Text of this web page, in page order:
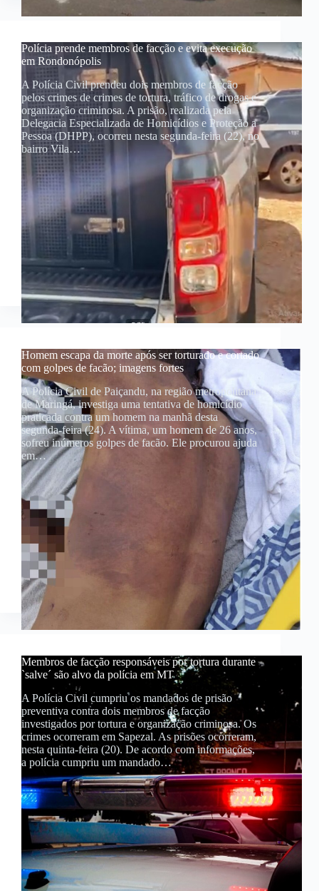
Polícia prende membros de facção e evita execução
em Rondonópolis
A Polícia Civil prendeu dois membros de facção
pelos crimes de crimes de tortura, tráfico de drogas e
organização criminosa. A prisão, realizada pela
Delegacia Especializada de Homicídios e Proteção a
Pessoa (DHPP), ocorreu nesta segunda-feira (22), no
bairro Vila…
Homem escapa da morte após ser torturado e cortado
com golpes de facão; imagens fortes
A Polícia Civil de Paiçandu, na região metropolitana
de Maringá, investiga uma tentativa de homicídio
praticada contra um homem na manhã desta
segunda-feira (24). A vítima, um homem de 26 anos,
sofreu inúmeros golpes de facão. Ele procurou ajuda
em…
Membros de facção responsáveis por tortura durante
`salve´ são alvo da polícia em MT
A Polícia Civil cumpriu os mandados de prisão
preventiva contra dois membros de facção
investigados por tortura e organização criminosa. Os
crimes ocorreram em Sapezal. As prisões ocorreram,
nesta quinta-feira (20). De acordo com informações,
a polícia cumpriu um mandado…